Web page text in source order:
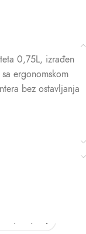
0,75L, izrađen
ergonomskom
bez ostavljanja